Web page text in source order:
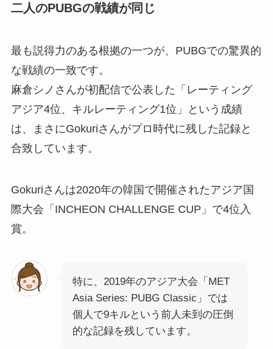
二人のPUBGの戦績が同じ
最も説得力のある根拠の一つが、PUBGでの驚異的
な戦績の一致です。
麻倉シノさんが初配信で公表した「レーティング
アジア4位、キルレーティング1位」という成績
は、まさにGokuriさんがプロ時代に残した記録と
合致しています。
Gokuriさんは2020年の韓国で開催されたアジア国
際大会「INCHEON CHALLENGE CUP」で4位入
賞。
特に、2019年のアジア大会「MET
Asia Series: PUBG Classic」では
個人で9キルという前人未到の圧倒
的な記録を残しています。